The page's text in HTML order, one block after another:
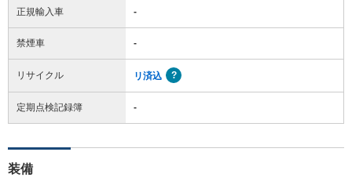
正規輸入車 -
禁煙車 -
リサイクル リ済込
定期点検記録簿 -
装備